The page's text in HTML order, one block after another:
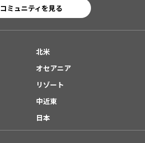
コミュニティを見る
北米
オセアニア
リゾート
中近東
日本